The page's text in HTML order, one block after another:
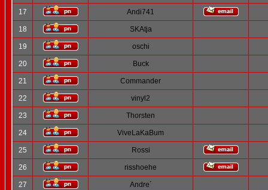
17 Andi741
18 SKAtja
19 oschi
20 Buck
21 Commander
22 vinyl2
23 Thorsten
24 ViveLaKaBum
25 Rossi
26 risshoehe
27 Andre´